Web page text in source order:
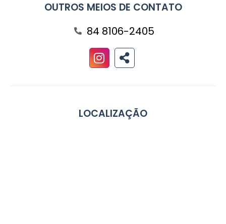
OUTROS MEIOS DE CONTATO
84 8106-2405
LOCALIZAÇÃO